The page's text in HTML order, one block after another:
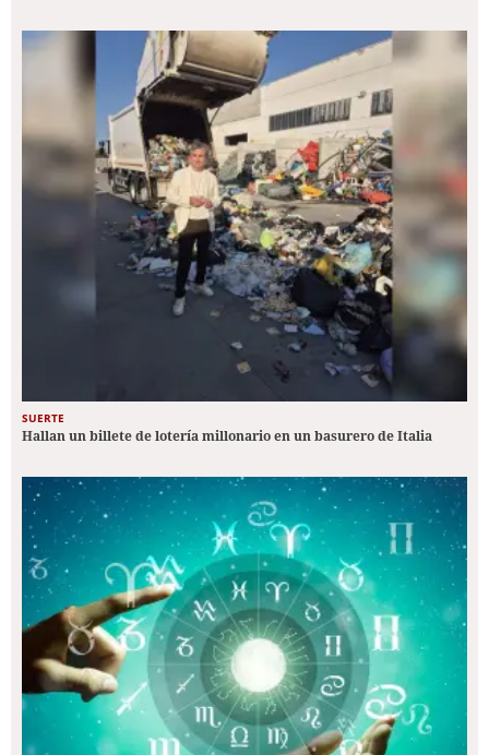
SUERTE
Hallan un billete de lotería millonario en un basurero de Italia